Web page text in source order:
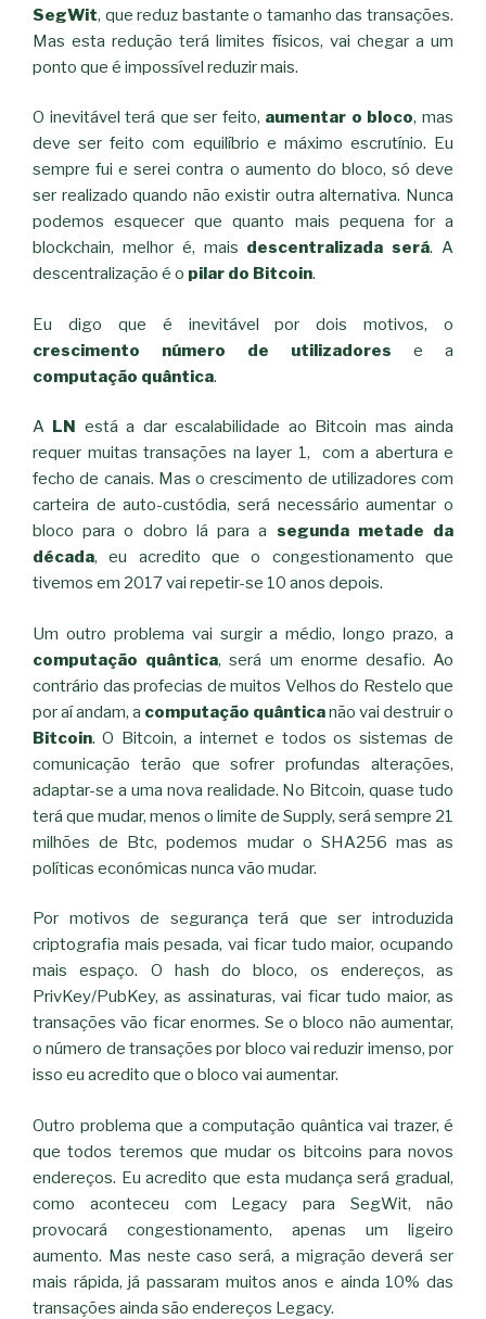
SegWit, que reduz bastante o tamanho das transações.
Mas esta redução terá limites físicos, vai chegar a um
ponto que é impossível reduzir mais.
O inevitável terá que ser feito, aumentar o bloco, mas
deve ser feito com equilíbrio e máximo escrutínio. Eu
sempre fui e serei contra o aumento do bloco, só deve
ser realizado quando não existir outra alternativa. Nunca
podemos esquecer que quanto mais pequena for a
blockchain, melhor é, mais descentralizada será. A
descentralização é o pilar do Bitcoin.
Eu digo que é inevitável por dois motivos, o
crescimento número de utilizadores e a
computação quântica.
A LN
está a dar escalabilidade ao Bitcoin mas ainda
requer muitas transações na layer 1, com a abertura e
fecho de canais. Mas o crescimento de utilizadores com
carteira de auto-custódia, será necessário aumentar o
bloco para o dobro lá para a segunda metade da
década, eu acredito que o congestionamento que
tivemos em 2017 vai repetir-se 10 anos depois.
Um outro problema vai surgir a médio, longo prazo, a
computação quântica, será um enorme desafio. Ao
contrário das profecias de muitos Velhos do Restelo que
por aí andam, a computação quânticanão vai destruir o
Bitcoin. O Bitcoin, a internet e todos os sistemas de
comunicação terão que sofrer profundas alterações,
adaptar-se a uma nova realidade. No Bitcoin, quase tudo
terá que mudar, menos o limite de Supply, será sempre 21
milhões de Btc, podemos mudar o SHA256 mas as
políticas económicas nunca vão mudar.
Por motivos de segurança terá que ser introduzida
criptografia mais pesada, vai ficar tudo maior, ocupando
mais espaço. O hash do bloco, os endereços, as
PrivKey/PubKey, as assinaturas, vai ficar tudo maior, as
transações vão ficar enormes. Se o bloco não aumentar,
o número de transações por bloco vai reduzir imenso, por
isso eu acredito que o bloco vai aumentar.
Outro problema que a computação quântica vai trazer, é
que todos teremos que mudar os bitcoins para novos
endereços. Eu acredito que esta mudança será gradual,
como aconteceu com Legacy para SegWit, não
provocará congestionamento, apenas um ligeiro
aumento. Mas neste caso será, a migração deverá ser
mais rápida, já passaram muitos anos e ainda 10% das
transações ainda são endereços Legacy.